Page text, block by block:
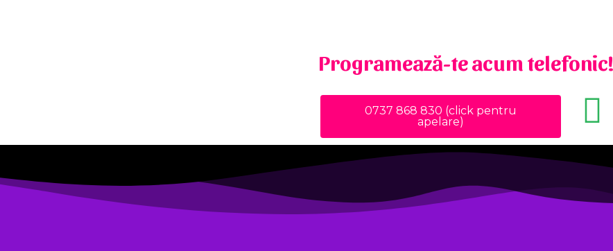
Programează-te acum telefonic!
0737 868 830 (click pentru
apelare)